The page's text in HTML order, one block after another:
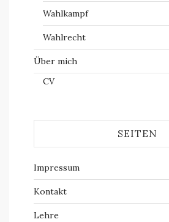
Wahlkampf
Wahlrecht
Über mich
CV
SEITEN
Impressum
Kontakt
Lehre